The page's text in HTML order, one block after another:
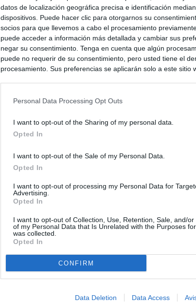
datos de localización geográfica precisa e identificación
dispositivos. Puede hacer clic para otorgarnos su
socios para que llevemos a cabo el procesamiento
puede acceder a información más detallada y cambiar sus
negar su consentimiento. Tenga en cuenta que algún
puede no requerir de su consentimiento, pero usted tiene el
procesamiento. Sus preferencias se aplicarán solo a este sitio
Personal Data Processing Opt Outs
I want to opt-out of the Sharing of my personal data.
Opted In
I want to opt-out of the Sale of my Personal Data.
Opted In
I want to opt-out of processing my Personal Data for
Advertising.
Opted In
I want to opt-out of Collection, Use, Retention, Sale, and/or
of my Personal Data that Is Unrelated with the Purposes
was collected.
Opted In
CONFIRM
Data Deletion Data Access